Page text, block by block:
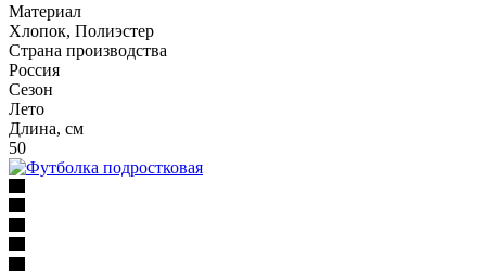
Материал
Хлопок, Полиэстер
Страна производства
Россия
Сезон
Лето
Длина, см
50